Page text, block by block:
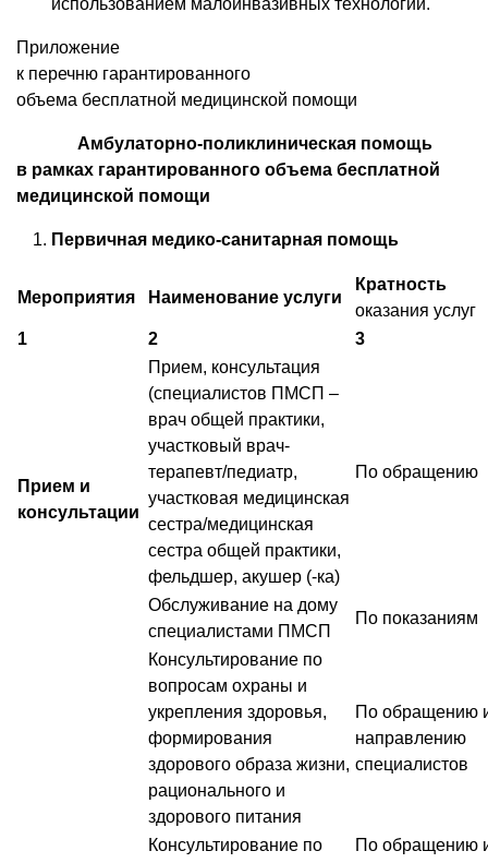
использованием малоинвазивных технологий.
Приложение
к перечню гарантированного
объема бесплатной медицинской помощи
Амбулаторно-поликлиническая помощь
в рамках гарантированного объема бесплатной
медицинской помощи
Первичная медико-санитарная помощь
Мероприятия Наименование услуги
Кратность
оказания услуг
1
2 3
Прием и
консультации
Прием, консультация
(специалистов ПМСП –
врач общей практики,
участковый врач-
терапевт/педиатр,
участковая медицинская
сестра/медицинская
сестра общей практики,
фельдшер, акушер (-ка)
По обращению
Обслуживание на дому
специалистами ПМСП
По показаниям
Консультирование по
вопросам охраны и
укрепления здоровья,
формирования
здорового образа жизни,
рационального и
здорового питания
По обращению
направлению
специалистов
Консультирование по
По обращению